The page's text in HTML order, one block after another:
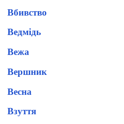
Вбивство
Ведмідь
Вежа
Вершник
Весна
Взуття